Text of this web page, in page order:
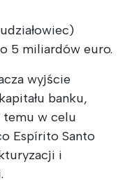
5 miliardów euro.
wyjście
banku,
temu w celu
Espírito Santo
i